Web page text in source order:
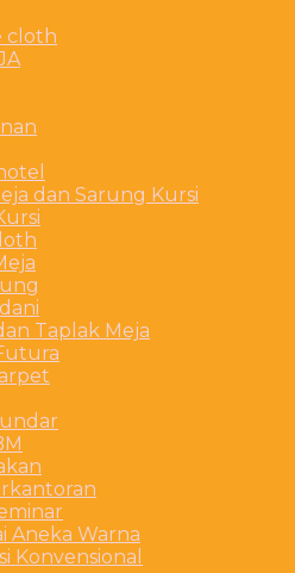
cloth
dan Sarung Kursi
Taplak Meja
Aneka Warna
Konvensional